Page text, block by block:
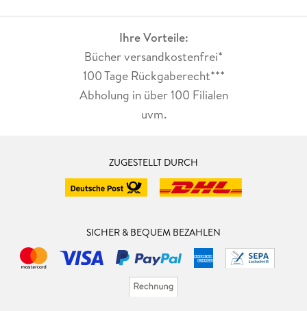
Ihre Vorteile:
Bücher versandkostenfrei*
100 Tage Rückgaberecht***
Abholung in über 100 Filialen
uvm.
ZUGESTELLT DURCH
SICHER & BEQUEM BEZAHLEN